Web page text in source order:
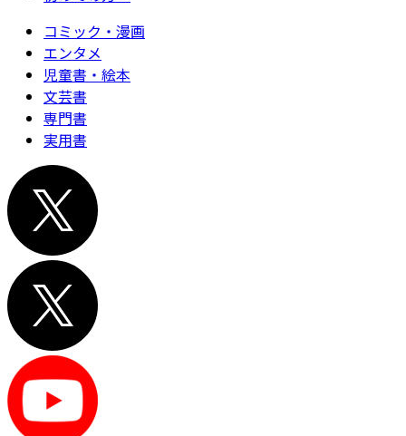
コミック・漫画
エンタメ
児童書・絵本
文芸書
専門書
実用書